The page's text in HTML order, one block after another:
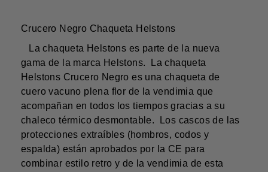
Crucero Negro Chaqueta Helstons
La chaqueta Helstons es parte de la nueva
gama de la marca Helstons. La chaqueta
Helstons Crucero Negro es una chaqueta de
cuero vacuno plena flor de la vendimia que
acompañan en todos los tiempos gracias a su
chaleco térmico desmontable. Los cascos de las
protecciones extraíbles (hombros, codos y
espalda) están aprobados por la CE para
combinar estilo retro y de la vendimia de esta